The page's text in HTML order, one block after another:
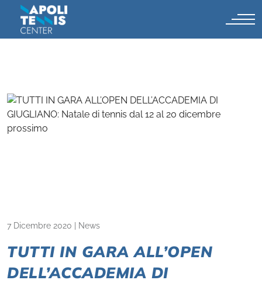
7 Dicembre 2020 News
TUTTI IN GARA ALL’OPEN
DELL’ACCADEMIA DI